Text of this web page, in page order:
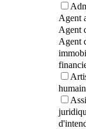
Agent
Agent
Agent